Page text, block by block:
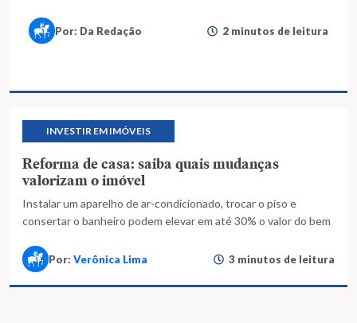
Por: Da Redação 2 minutos de leitura
INVESTIR EM IMÓVEIS
Reforma de casa: saiba quais mudanças
valorizam o imóvel
Instalar um aparelho de ar-condicionado, trocar o piso e
consertar o banheiro podem elevar em até 30% o valor do bem
Por: Verônica Lima 3 minutos de leitura